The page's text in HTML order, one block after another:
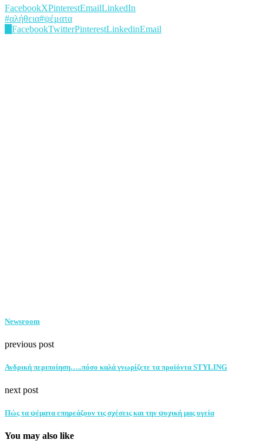
FacebookXPinterestEmailLinkedIn
#αλήθεια#ψέματα
FacebookTwitterPinterestLinkedinEmail
Newsroom
previous post
Ανδρική περιποίηση…..πόσο καλά γνωρίζετε τα προϊόντα STYLING
next post
Πώς τα ψέματα επηρεάζουν τις σχέσεις και την ψυχική μας υγεία
You may also like